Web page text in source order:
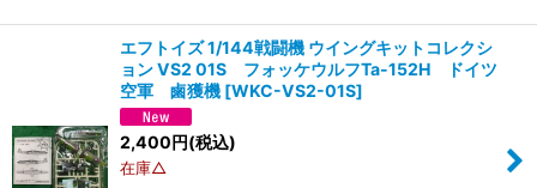
エフトイズ 1/144戦闘機 ウイングキットコレクシ
ョン VS2 01S フォッケウルフTa-152H ドイツ
空軍 鹵獲機 [WKC-VS2-01S]
2,400円(税込)
在庫△